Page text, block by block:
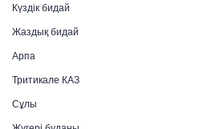
Күздік бидай
Жаздық бидай
Арпа
Тритикале КАЗ
Сұлы